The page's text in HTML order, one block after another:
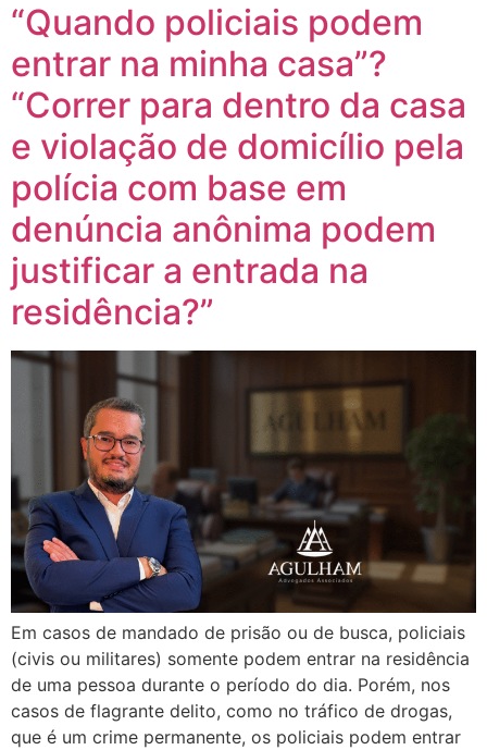
“Quando policiais podem
entrar na minha casa”?
“Correr para dentro da casa
e violação de domicílio pela
polícia com base em
denúncia anônima podem
justificar a entrada na
residência?”
Em casos de mandado de prisão ou de busca, policiais
(civis ou militares) somente podem entrar na residência
de uma pessoa durante o período do dia. Porém, nos
casos de flagrante delito, como no tráfico de drogas,
que é um crime permanente, os policiais podem entrar